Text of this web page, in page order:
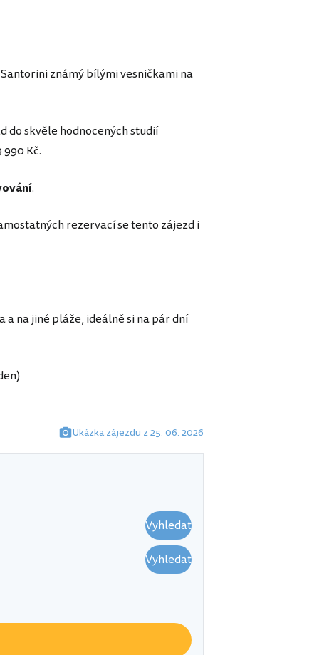
známý bílými vesničkami na
do skvěle hodnocených studií
Kč.
.
rezervací se tento zájezd i
na jiné pláže, ideálně si na pár dní
Ukázka zájezdu z 25. 06. 2026
Vyhledat
Vyhledat